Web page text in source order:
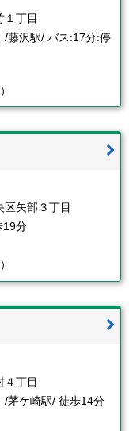
１丁目
/藤沢駅/ バス:17分:停
矢部３丁目
19分
４丁目
/茅ケ崎駅/ 徒歩14分